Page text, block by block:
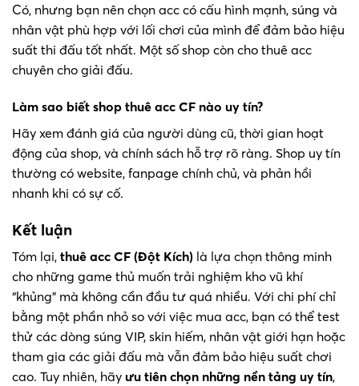
Có, nhưng bạn nên chọn acc có cấu hình mạnh, súng và
nhân vật phù hợp với lối chơi của mình để đảm bảo hiệu
suất thi đấu tốt nhất. Một số shop còn cho thuê acc
chuyên cho giải đấu.
Làm sao biết shop thuê acc CF nào uy tín?
Hãy xem đánh giá của người dùng cũ, thời gian hoạt
động của shop, và chính sách hỗ trợ rõ ràng. Shop uy tín
thường có website, fanpage chính chủ, và phản hồi
nhanh khi có sự cố.
Kết luận
Tóm lại, thuê acc CF (Đột Kích) là lựa chọn thông minh
cho những game thủ muốn trải nghiệm kho vũ khí
“khủng” mà không cần đầu tư quá nhiều. Với chi phí chỉ
bằng một phần nhỏ so với việc mua acc, bạn có thể test
thử các dòng súng VIP, skin hiếm, nhân vật giới hạn hoặc
tham gia các giải đấu mà vẫn đảm bảo hiệu suất chơi
cao. Tuy nhiên, hãy ưu tiên chọn những nền tảng uy tín,